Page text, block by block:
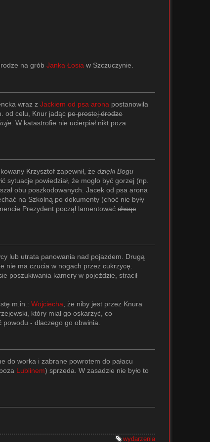
na grób Janka Łosia w Szczuczynie.
wraz z Jackiem od psa arona postanowiła
od celu, Knur jadąc po prostej drodze
. W katastrofie nie ucierpiał nikt poza
Krzysztof zapewnił, że dzięki Bogu
sytuacje powiedział, że mogło być gorzej (np.
obu poszkodowanych. Jacek od psa arona
na Szkolną po dokumenty (choć nie były
Prezydent począł lamentować chcąc
lub utrata panowania nad pojazdem. Drugą
nie ma czucia w nogach przez cukrzycę.
poszukiwania kamery w pojeździe, stracił
m.in.: Wojciecha , że niby jest przez Knura
który miał go oskarżyć, co
- dlaczego go obwinia.
do worka i zabrane powrotem do pałacu
Lublinem) sprzeda. W zasadzie nie było to
wydarzenia